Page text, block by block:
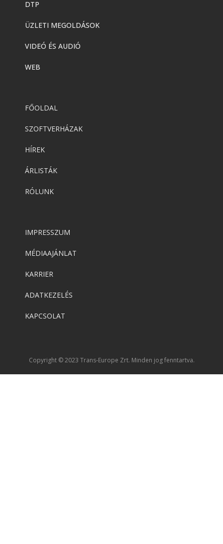
DTP
ÜZLETI MEGOLDÁSOK
VIDEÓ ÉS AUDIÓ
WEB
FŐOLDAL
SZOFTVERHÁZAK
HÍREK
ÁRLISTÁK
RÓLUNK
IMPRESSZUM
MÉDIAAJÁNLAT
KARRIER
ADATKEZELÉS
KAPCSOLAT
Copyright © 2023 Trans-Europe Zrt. Minden jog fenntartva.